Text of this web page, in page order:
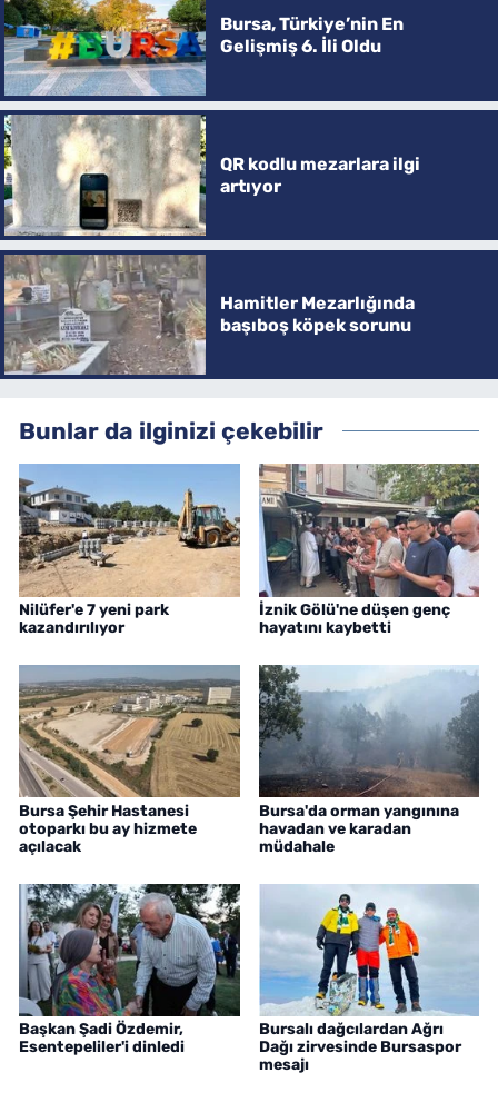
Bursa, Türkiye’nin En
Gelişmiş 6. İli Oldu
QR kodlu mezarlara ilgi
artıyor
Hamitler Mezarlığında
başıboş köpek sorunu
Bunlar da ilginizi çekebilir
Nilüfer'e 7 yeni park
kazandırılıyor
İznik Gölü'ne düşen genç
hayatını kaybetti
Bursa Şehir Hastanesi
otoparkı bu ay hizmete
açılacak
Bursa'da orman yangınına
havadan ve karadan
müdahale
Başkan Şadi Özdemir,
Esentepeliler'i dinledi
Bursalı dağcılardan Ağrı
Dağı zirvesinde Bursaspor
mesajı